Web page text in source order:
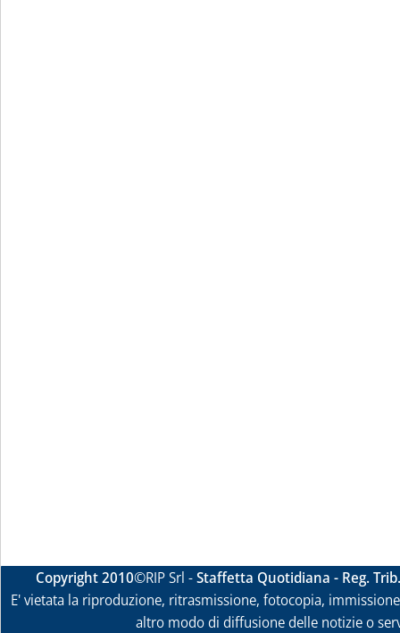
Copyright 2010©RIP Srl -Staffetta Quotidiana - Reg.
E' vietata la riproduzione, ritrasmissione, fotocopia,
altro modo di diffusione delle notizie o